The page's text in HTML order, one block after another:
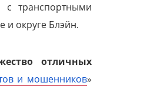
с транспортными
и округе Блэйн.
отличных
и мошенников»